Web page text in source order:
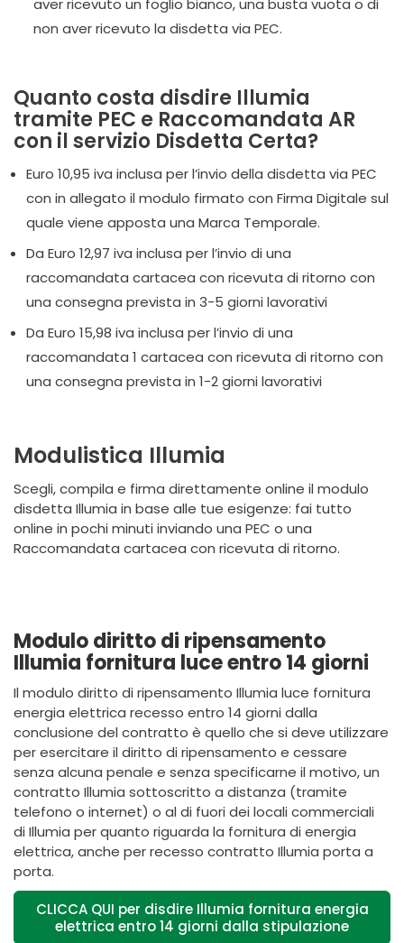
aver ricevuto un foglio bianco, una busta vuota o di
non aver ricevuto la disdetta via PEC.
Quanto costa disdire Illumia
tramite PEC e Raccomandata AR
con il servizio Disdetta Certa?
Euro 10,95 iva inclusa per l’invio della disdetta via PEC
con in allegato il modulo firmato con Firma Digitale sul
quale viene apposta una Marca Temporale.
Da Euro 12,97 iva inclusa per l’invio di una
raccomandata cartacea con ricevuta di ritorno con
una consegna prevista in 3-5 giorni lavorativi
Da Euro 15,98 iva inclusa per l’invio di una
raccomandata 1 cartacea con ricevuta di ritorno con
una consegna prevista in 1-2 giorni lavorativi
Modulistica Illumia
Scegli, compila e firma direttamente online il modulo
disdetta Illumia in base alle tue esigenze: fai tutto
online in pochi minuti inviando una PEC o una
Raccomandata cartacea con ricevuta di ritorno.
Modulo diritto di ripensamento
Illumia fornitura luce entro 14 giorni
Il modulo diritto di ripensamento Illumia luce fornitura
energia elettrica recesso entro 14 giorni dalla
conclusione del contratto è quello che si deve utilizzare
per esercitare il diritto di ripensamento e cessare
senza alcuna penale e senza specificarne il motivo, un
contratto Illumia sottoscritto a distanza (tramite
telefono o internet) o al di fuori dei locali commerciali
di Illumia per quanto riguarda la fornitura di energia
elettrica,anche per recesso contratto Illumia porta a
porta.
CLICCA QUI per disdire Illumia fornitura energia
elettrica entro 14 giorni dalla stipulazione